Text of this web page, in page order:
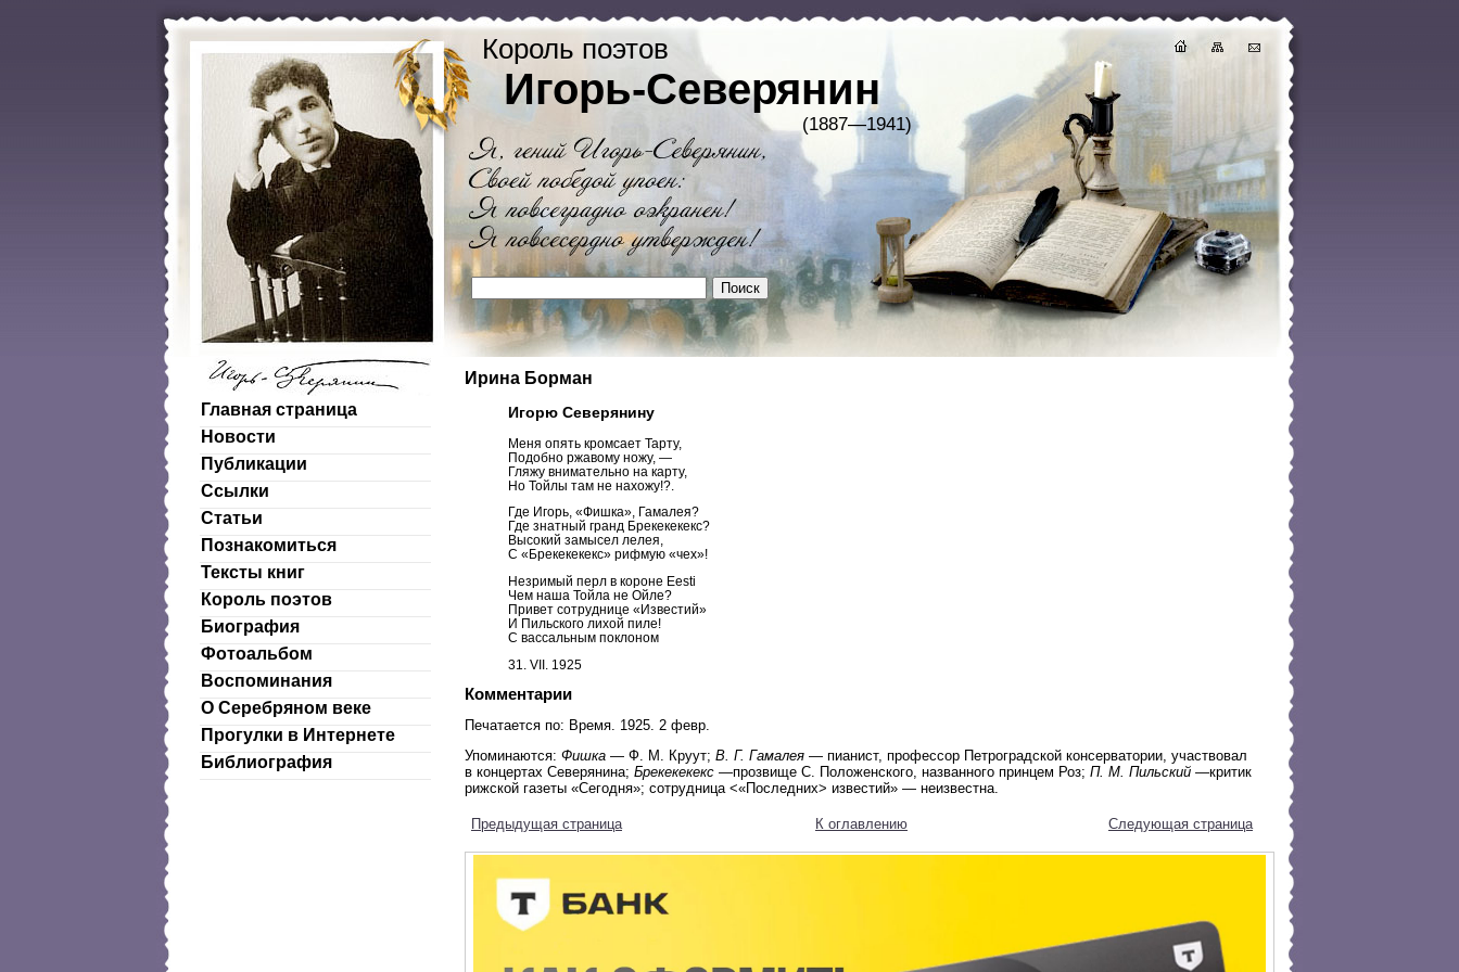
Король поэтов
Игорь-Северянин
(1887—1941)
Главная страница
Новости
Публикации
Ссылки
Статьи
Познакомиться
Тексты книг
Король поэтов
Биография
Фотоальбом
Воспоминания
О Серебряном веке
Прогулки в Интернете
Библиография
Ирина Борман
Игорю Северянину
Меня опять кромсает Тарту,
Подобно ржавому ножу, —
Гляжу внимательно на карту,
Но Тойлы там не нахожу!?.
Где Игорь, «Фишка», Гамалея?
Где знатный гранд Брекекекекс?
Высокий замысел лелея,
С «Брекекекекс» рифмую «чех»!
Незримый перл в короне Eesti
Чем наша Тойла не Ойле?
Привет сотруднице «Известий»
И Пильского лихой пиле!
С вассальным поклоном
31. VII. 1925
Комментарии
Печатается по: Время. 1925. 2 февр.
Упоминаются: Фишка — Ф. М. Круут; В. Г. Гамалея — пианист, профессор Петроградской консерватории, участвовал
в концертах Северянина; Брекекекекс —прозвище С. Положенского, названного принцем Роз; П. М. Пильский —критик
рижской газеты «Сегодня»; сотрудница <«Последних> известий» — неизвестна.
Предыдущая страница К оглавлению Следующая страница